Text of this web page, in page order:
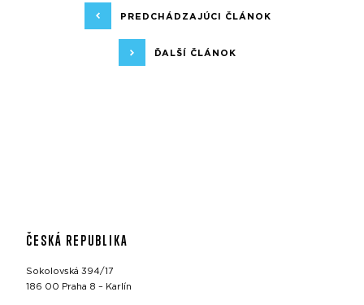
PREDCHÁDZAJÚCI ČLÁNOK
ĎALŠÍ ČLÁNOK
ČESKÁ REPUBLIKA
Sokolovská 394/17
186 00 Praha 8 – Karlín